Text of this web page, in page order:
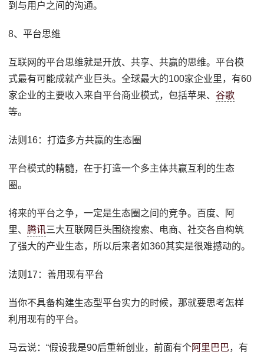
到与用户之间的沟通。
8、平台思维
互联网的平台思维就是开放、共享、共赢的思维。平台模
式最有可能成就产业巨头。全球最大的100家企业里，有60
家企业的主要收入来自平台商业模式，包括苹果、谷歌
等。
法则16：打造多方共赢的生态圈
平台模式的精髓，在于打造一个多主体共赢互利的生态
圈。
将来的平台之争，一定是生态圈之间的竞争。百度、阿
里、 腾讯三大互联网巨头围绕搜索、电商、社交各自构筑
了强大的产业生态，所以后来者如360其实是很难撼动的。
法则17：善用现有平台
当你不具备构建生态型平台实力的时候，那就要思考怎样
利用现有的平台。
马云说：“假设我是90后重新创业，前面有个阿里巴巴，有